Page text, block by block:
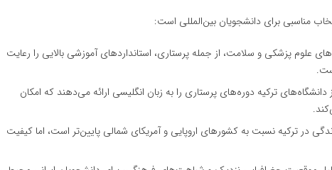
مناسبی برای دانشجویان بین‌المللی است:
علوم پزشکی و سلامت، از جمله پرستاری، استانداردهای آموزشی بالایی را رعایت
دانشگاه‌های ترکیه دوره‌های پرستاری را به زبان انگلیسی ارائه می‌دهند که امکان
در ترکیه نسبت به کشورهای اروپایی و آمریکای شمالی پایین‌تر است، اما کیفیت